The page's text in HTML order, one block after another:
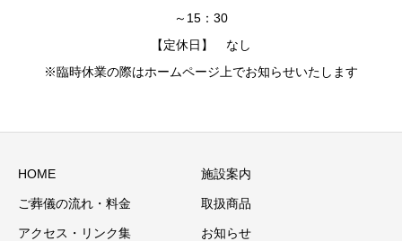
～15：30
【定休日】 なし
※臨時休業の際はホームページ上でお知らせいたします
HOME 施設案内
ご葬儀の流れ・料金 取扱商品
アクセス・リンク集 お知らせ